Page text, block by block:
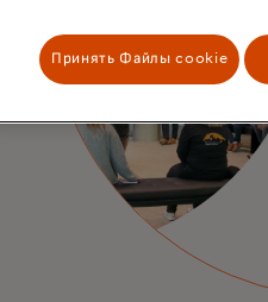
Принять Файлы cookie